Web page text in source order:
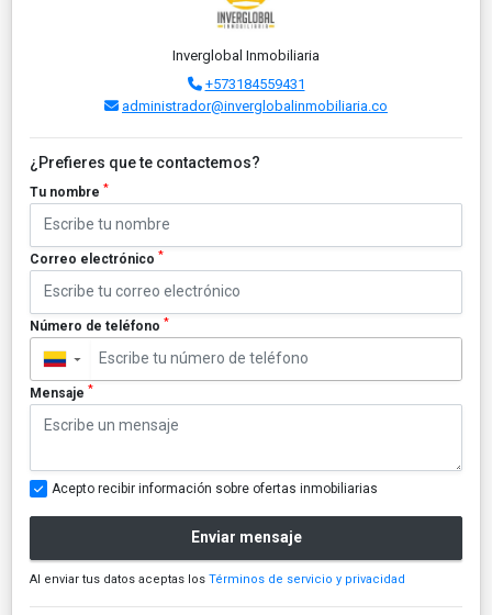
Inverglobal Inmobiliaria
+573184559431
administrador@inverglobalinmobiliaria.co
¿Prefieres que te contactemos?
Tu nombre *
Correo electrónico *
Número de teléfono *
▼
Mensaje *
Acepto recibir información sobre ofertas inmobiliarias
Enviar mensaje
Al enviar tus datos aceptas los Términos de servicio y privacidad